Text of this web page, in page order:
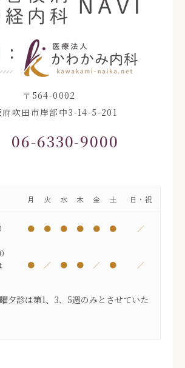
〒564-0002
府吹田市岸部中3-14-5-201
06-6330-9000
月 火 水 木 金 土 日・祝
● ● ● ● ● ● ／
● ／ ● ● ／ ● ／
夕診は第1、3、5週のみとさせていた